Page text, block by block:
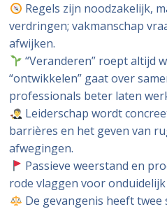
Regels zijn noodzakelijk,
verdringen; vakmanschap
afwijken.
“Veranderen” roept altijd
“ontwikkelen” gaat over
professionals beter laten
Leiderschap wordt
barrières en het geven van
afwegingen.
Passieve weerstand en
rode vlaggen voor
De gevangenis heeft twee